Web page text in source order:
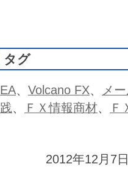
タグ
EA、 Volcano FX、
メ
践、 ＦＸ情報商材、 Ｆ
2012年12月7